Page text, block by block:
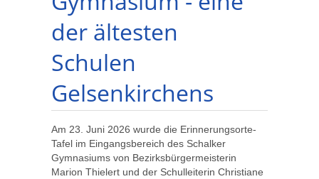
der ältesten
Schulen
Gelsenkirchens
Am 23. Juni 2026 wurde die Erinnerungsorte-
Tafel im Eingangsbereich des Schalker
Gymnasiums von Bezirksbürgermeisterin
Marion Thielert und der Schulleiterin Christiane